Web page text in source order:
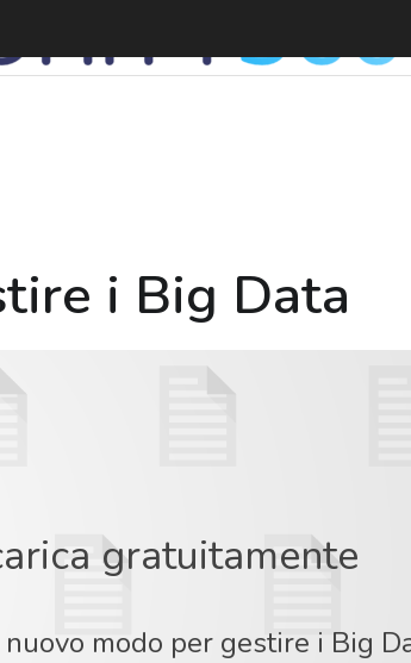
i Big Data
gratuitamente
modo per gestire i Big